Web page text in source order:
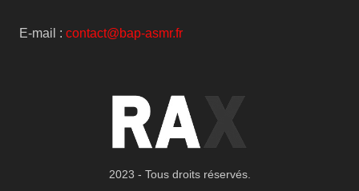
E-mail : contact@bap-asmr.fr
2023 - Tous droits réservés.